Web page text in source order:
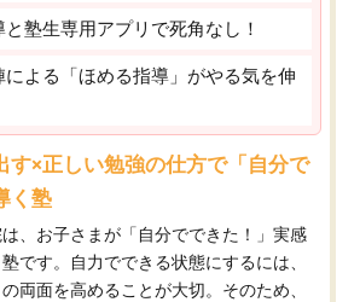
塾生専用アプリで死角なし！
よる「ほめる指導」がやる気を伸
す×正しい勉強の仕方で「自分で
く塾
、お子さまが「自分でできた！」実感
です。自力でできる状態にするには、
両面を高めることが大切。そのため、